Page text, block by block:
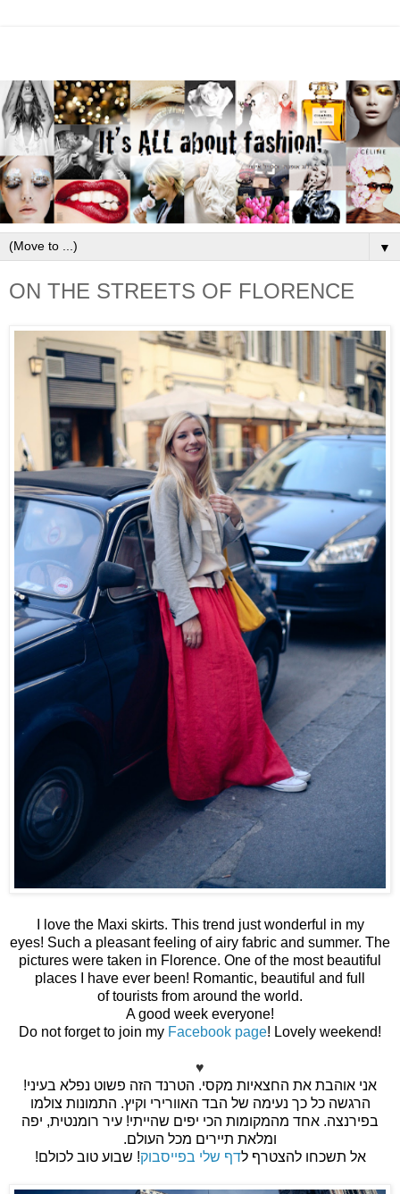
▼
ON THE STREETS OF FLORENCE
I love the Maxi skirts. This trend just wonderful in my
eyes! Such a pleasant feeling of airy fabric and summer. The
pictures were taken in Florence. One of the most beautiful
places I have ever been! Romantic, beautiful and full
of tourists from around the world.
A good week everyone!
Do not forget to join my Facebook page! Lovely weekend!
♥
אני אוהבת את החצאיות מקסי. הטרנד הזה פשוט נפלא בעיני!
הרגשה כל כך נעימה של הבד האוורירי וקיץ. התמונות צולמו
בפירנצה. אחד מהמקומות הכי יפים שהייתי! עיר רומנטית, יפה
ומלאת תיירים מכל העולם.
אל תשכחו להצטרף לדף שלי בפייסבוק! שבוע טוב לכולם!